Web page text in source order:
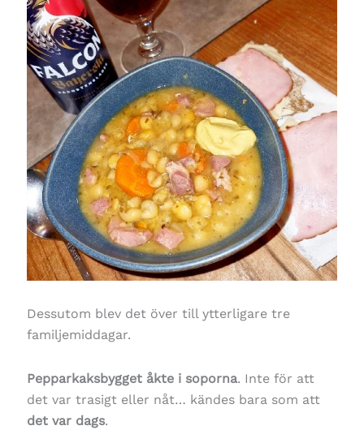
Dessutom blev det över till ytterligare tre
familjemiddagar.
Pepparkaksbygget åkte i soporna. Inte för att
det var trasigt eller nåt… kändes bara som att
det var dags.